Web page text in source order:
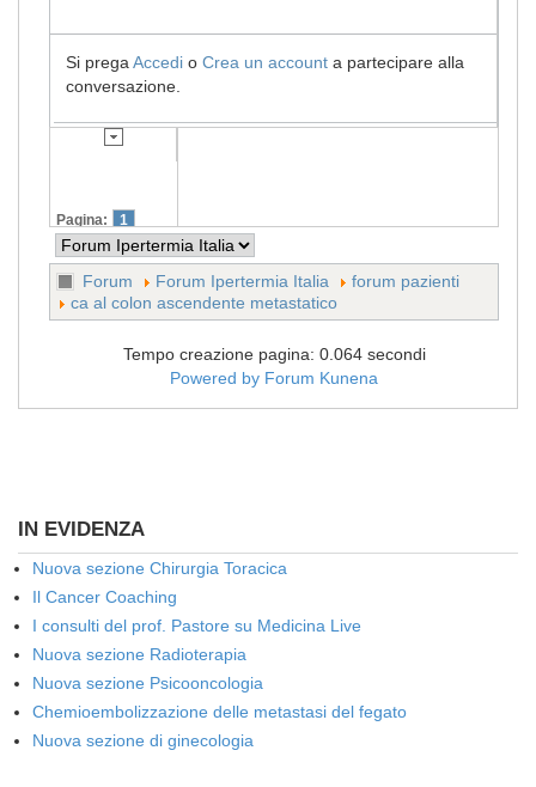
Si prega Accedi o Crea un account a partecipare alla
conversazione.
Pagina: 1
Forum Forum Ipertermia Italia
forum pazienti
ca al colon ascendente metastatico
Tempo creazione pagina: 0.064 secondi
Powered by Forum Kunena
IN EVIDENZA
Nuova sezione Chirurgia Toracica
Il Cancer Coaching
I consulti del prof. Pastore su Medicina Live
Nuova sezione Radioterapia
Nuova sezione Psicooncologia
Chemioembolizzazione delle metastasi del fegato
Nuova sezione di ginecologia